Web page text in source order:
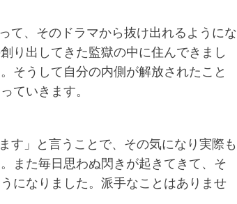
、そのドラマから抜け出れるようにな
り出してきた監獄の中に住んできまし
そうして自分の内側が解放されたこと
ていきます。
」と言うことで、その気になり実際も
また毎日思わぬ閃きが起きてきて、そ
になりました。派手なことはありませ